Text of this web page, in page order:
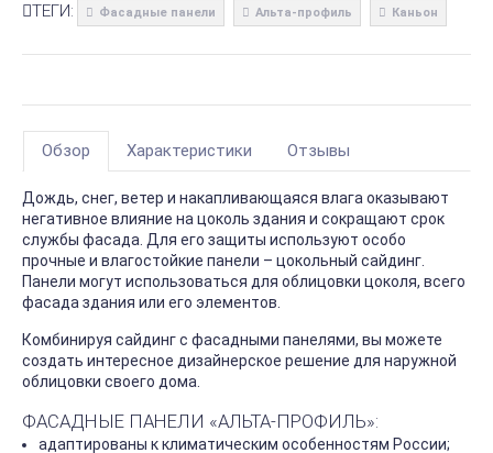
ТЕГИ: Фасадные панели Альта-профиль Каньон
Обзор Характеристики Отзывы
Дождь, снег, ветер и накапливающаяся влага оказывают
негативное влияние на цоколь здания и сокращают срок
службы фасада. Для его защиты используют особо
прочные и влагостойкие панели – цокольный сайдинг.
Панели могут использоваться для облицовки цоколя, всего
фасада здания или его элементов.
Комбинируя сайдинг с фасадными панелями, вы можете
создать интересное дизайнерское решение для наружной
облицовки своего дома.
ФАСАДНЫЕ ПАНЕЛИ «АЛЬТА-ПРОФИЛЬ»:
адаптированы к климатическим особенностям России;